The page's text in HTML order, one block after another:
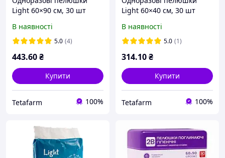
Light 60×90 см, 30 шт
В наявності
5.0 (4)
443.60₴
Купити
Tetafarm 100%
Light 60×40 см, 30 шт
В наявності
5.0 (1)
314.10₴
Купити
Tetafarm 100%